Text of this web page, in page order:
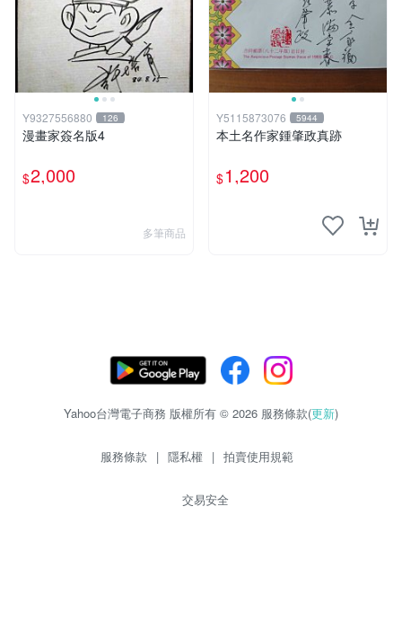
Y9327556880 126
漫畫家簽名版4
$2,000
多筆商品
Y5115873076 5944
本土名作家鍾肇政真跡
$1,200
Yahoo台灣電子商務 版權所有 © 2026 服務條款(更新)
服務條款 | 隱私權 | 拍賣使用規範
交易安全